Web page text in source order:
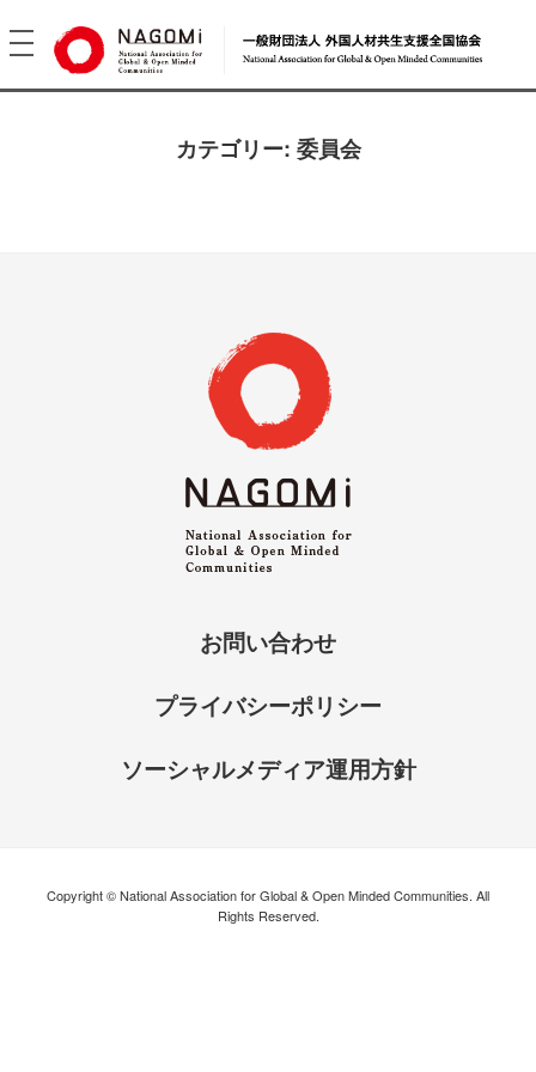
toggle
navigation
カテゴリー: 委員会
お問い合わせ
プライバシーポリシー
ソーシャルメディア運用方針
Copyright © National Association for Global & Open Minded Communities. All
Rights Reserved.